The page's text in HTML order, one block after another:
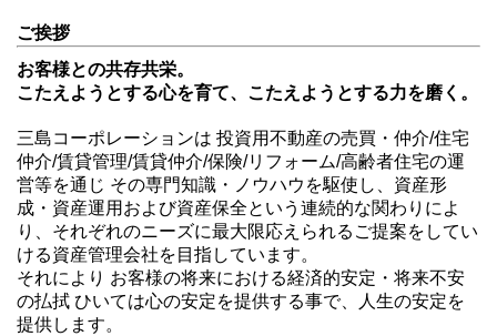
ご挨拶
お客様との共存共栄。
こたえようとする心を育て、こたえようとする力を磨く。
三島コーポレーションは 投資用不動産の売買・仲介/住宅
仲介/賃貸管理/賃貸仲介/保険/リフォーム/高齢者住宅の運
営等を通じ その専門知識・ノウハウを駆使し、資産形
成・資産運用および資産保全という連続的な関わりによ
り、それぞれのニーズに最大限応えられるご提案をしてい
ける資産管理会社を目指しています。
それにより お客様の将来における経済的安定・将来不安
の払拭 ひいては心の安定を提供する事で、人生の安定を
提供します。